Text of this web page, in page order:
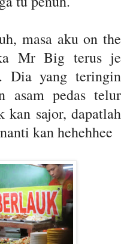
masa aku on the
Mr Big terus je
Dia yang teringin
asam pedas telur
kan sajor, dapatlah
kan hehehhee